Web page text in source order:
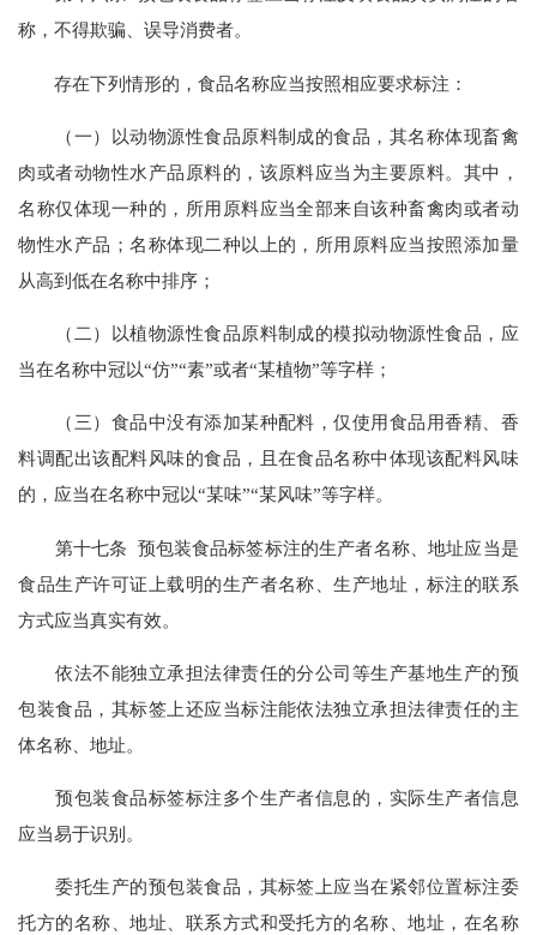
称，不得欺骗、误导消费者。
存在下列情形的，食品名称应当按照相应要求标注：
（一）以动物源性食品原料制成的食品，其名称体现畜禽
肉或者动物性水产品原料的，该原料应当为主要原料。其中，
名称仅体现一种的，所用原料应当全部来自该种畜禽肉或者动
物性水产品；名称体现二种以上的，所用原料应当按照添加量
从高到低在名称中排序；
（二）以植物源性食品原料制成的模拟动物源性食品，应
当在名称中冠以“仿”“素”或者“某植物”等字样；
（三）食品中没有添加某种配料，仅使用食品用香精、香
料调配出该配料风味的食品，且在食品名称中体现该配料风味
的，应当在名称中冠以“某味”“某风味”等字样。
第十七条 预包装食品标签标注的生产者名称、地址应当是
食品生产许可证上载明的生产者名称、生产地址，标注的联系
方式应当真实有效。
依法不能独立承担法律责任的分公司等生产基地生产的预
包装食品，其标签上还应当标注能依法独立承担法律责任的主
体名称、地址。
预包装食品标签标注多个生产者信息的，实际生产者信息
应当易于识别。
委托生产的预包装食品，其标签上应当在紧邻位置标注委
托方的名称、地址、联系方式和受托方的名称、地址，在名称